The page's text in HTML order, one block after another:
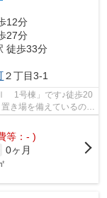
12分
27分
徒歩33分
２丁目3-1
Ⅰ 1号棟」です♪徒歩20
き場を備えているので
等：- )
0ヶ月